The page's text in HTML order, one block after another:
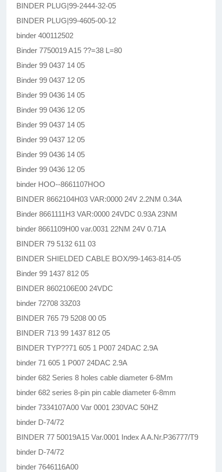
BINDER PLUG|99-2444-32-05
BINDER PLUG|99-4605-00-12
binder 400112502
Binder 7750019 A15 ??=38 L=80
Binder 99 0437 14 05
Binder 99 0437 12 05
Binder 99 0436 14 05
Binder 99 0436 12 05
Binder 99 0437 14 05
Binder 99 0437 12 05
Binder 99 0436 14 05
Binder 99 0436 12 05
binder HOO--8661107HOO
BINDER 8662104H03 VAR:0000 24V 2.2NM 0.34A
Binder 8661111H3 VAR:0000 24VDC 0.93A 23NM
binder 8661109H00 var.0031 22NM 24V 0.71A
BINDER 79 5132 611 03
BINDER SHIELDED CABLE BOX/99-1463-814-05
Binder 99 1437 812 05
BINDER 8602106E00 24VDC
binder 72708 33Z03
BINDER 765 79 5208 00 05
BINDER 713 99 1437 812 05
BINDER TYP??71 605 1 P007 24DAC 2.9A
binder 71 605 1 P007 24DAC 2.9A
binder 682 Series 8 holes cable diameter 6-8Mm
binder 682 series 8-pin pin cable diameter 6-8mm
binder 7334107A00 Var 0001 230VAC 50HZ
binder D-74/72
BINDER 77 50019A15 Var.0001 Index A A.Nr.P36777/T9
binder D-74/72
binder 7646116A00